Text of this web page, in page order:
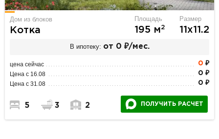
Дом из блоков
Котка
Площадь
195 м2
Размер
11х11.2
В ипотеку: от 0 ₽/мес.
цена сейчас 0 ₽
Цена с 16.08 0 ₽
Цена с 31.08 0 ₽
5 3 2 ПОЛУЧИТЬ РАСЧЕТ